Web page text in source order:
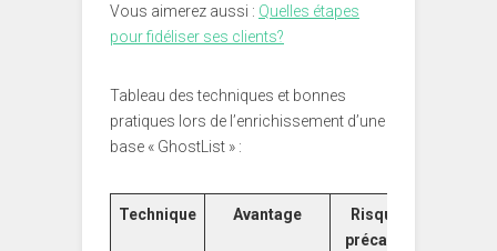
Vous aimerez aussi : Quelles étapes
pour fidéliser ses clients?
Tableau des techniques et bonnes
pratiques lors de l’enrichissement d’une
base « GhostList » :
Technique Avantage
Risques et
précautions